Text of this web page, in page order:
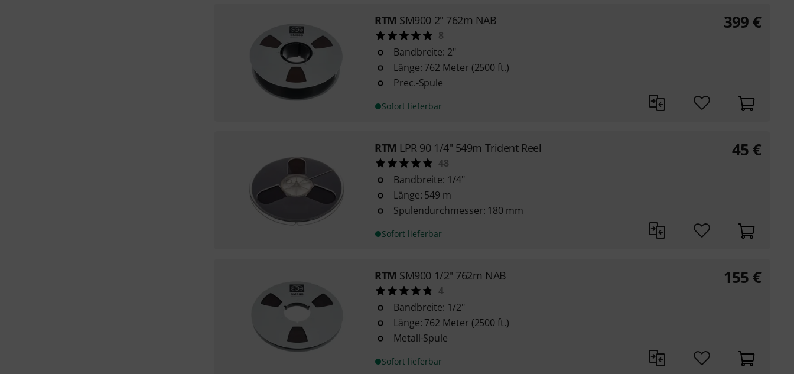
RTM SM900 2" 762m NAB
8
Bandbreite: 2"
Länge: 762 Meter (2500 ft.)
Prec.-Spule
Sofort lieferbar
399 €
RTM LPR 90 1/4" 549m Trident Reel
48
Bandbreite: 1/4"
Länge: 549 m
Spulendurchmesser: 180 mm
Sofort lieferbar
45 €
RTM SM900 1/2" 762m NAB
4
Bandbreite: 1/2"
Länge: 762 Meter (2500 ft.)
Metall-Spule
Sofort lieferbar
155 €